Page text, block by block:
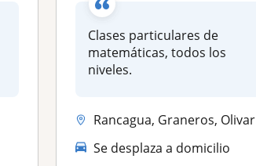
Clases particulares de
matemáticas, todos los
niveles.
Rancagua, Graneros, Olivar
Se desplaza a domicilio